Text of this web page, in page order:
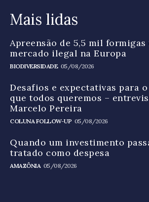
Mais lidas
Apreensão de 5,5 mil formigas
mercado ilegal na Europa
BIODIVERSIDADE 05/08/2026
Desafios e expectativas para o
que todos queremos –
Marcelo Pereira
COLUNA FOLLOW-UP 05/08/2026
Quando um investimento
tratado como despesa
AMAZÔNIA 05/08/2026